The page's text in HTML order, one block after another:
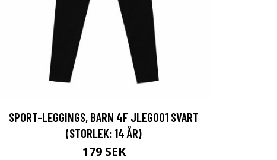
SPORT-LEGGINGS, BARN 4F JLEG001 SVART
(STORLEK: 14 ÅR)
179 SEK